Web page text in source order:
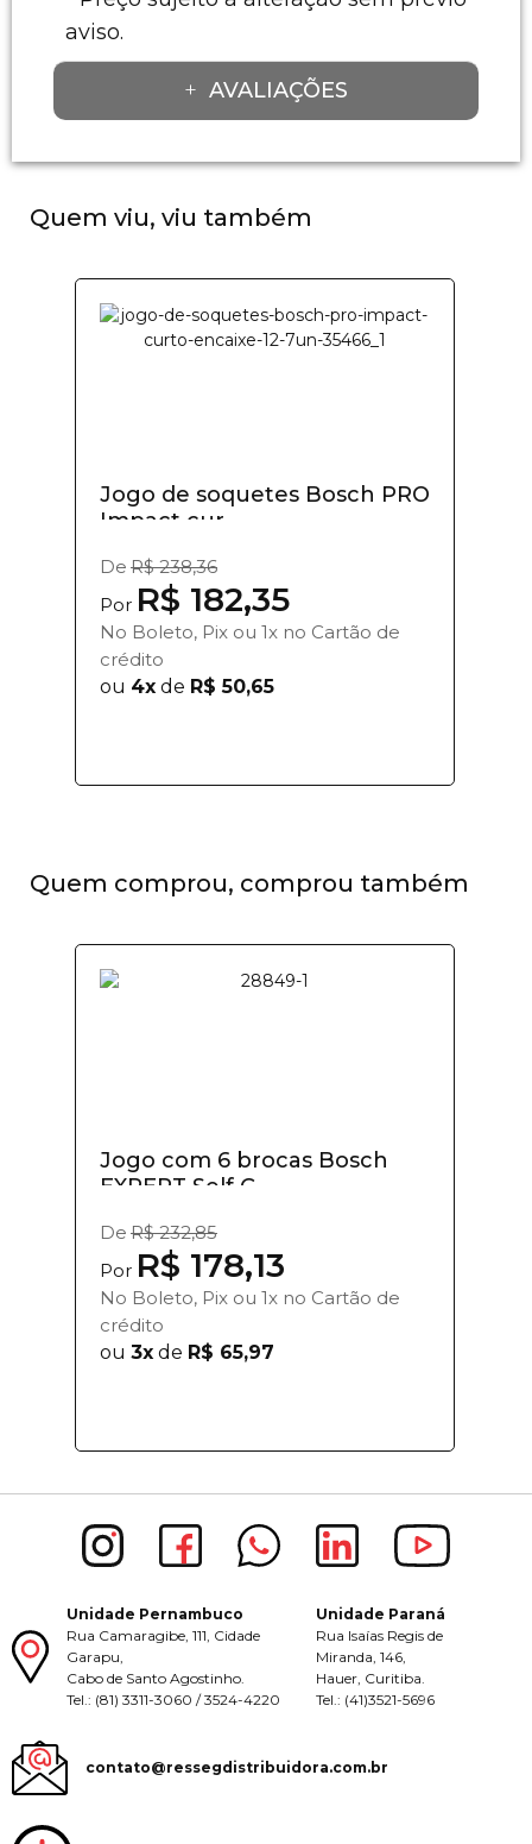
aviso.
AVALIAÇÕES
Quem viu, viu também
Jogo de soquetes Bosch PRO
Impact cur...
De R$ 238,36
Por R$ 182,35
No Boleto, Pix ou 1x no Cartão de
crédito
ou 4x de R$ 50,65
Quem comprou, comprou também
Jogo com 6 brocas Bosch
EXPERT Self C...
De R$ 232,85
Por R$ 178,13
No Boleto, Pix ou 1x no Cartão de
crédito
ou 3x de R$ 65,97
Unidade Pernambuco
Rua Camaragibe, 111, Cidade
Garapu,
Cabo de Santo Agostinho.
Tel.: (81) 3311-3060 / 3524-4220
Unidade Paraná
Rua Isaías Regis de
Miranda, 146,
Hauer, Curitiba.
Tel.: (41)3521-5696
contato@ressegdistribuidora.com.br